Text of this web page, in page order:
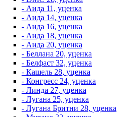
- Аида 11, уценка
- Аида 14, уценка
- Аида 16, уценка
- Аида 18, уценка
- Аида 20, уценка
- Беллана 20, уценка
- Белфаст 32, уценка
- Кашель 28, уценка
- Конгресс 24, уценка
- Линда 27, уценка
- Лугана 25, уценка
- Лугана Бритни 28, уценка